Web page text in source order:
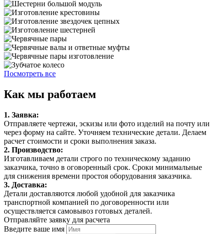
Посмотреть все
Как мы работаем
1. Заявка:
Отправляете чертежи, эскизы или фото изделий на почту или
через форму на сайте. Уточняем технические детали. Делаем
расчет стоимости и сроки выполнения заказа.
2. Производство:
Изготавливаем детали строго по техническому заданию
заказчика, точно в оговоренный срок. Сроки минимальные
для снижения времени простоя оборудования заказчика.
3. Доставка:
Детали доставляются любой удобной для заказчика
транспортной компанией по договоренности или
осуществляется самовывоз готовых деталей.
Отправляйте заявку для расчета
Введите ваше имя